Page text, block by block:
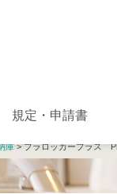
規定・申請書
庫> プラロッカープラス